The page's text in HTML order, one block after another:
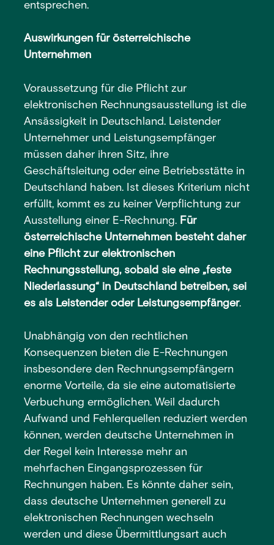
entsprechen.
Auswirkungen für österreichische
Unternehmen
Voraussetzung für die Pflicht zur
elektronischen Rechnungsausstellung ist die
Ansässigkeit in Deutschland. Leistender
Unternehmer und Leistungsempfänger
müssen daher ihren Sitz, ihre
Geschäftsleitung oder eine Betriebsstätte in
Deutschland haben. Ist dieses Kriterium nicht
erfüllt, kommt es zu keiner Verpflichtung zur
Ausstellung einer E-Rechnung. Für
österreichische Unternehmen besteht daher
eine Pflicht zur elektronischen
Rechnungsstellung, sobald sie eine „feste
Niederlassung“ in Deutschland betreiben, sei
es als Leistender oder Leistungsempfänger.
Unabhängig von den rechtlichen
Konsequenzen bieten die E-Rechnungen
insbesondere den Rechnungsempfängern
enorme Vorteile, da sie eine automatisierte
Verbuchung ermöglichen. Weil dadurch
Aufwand und Fehlerquellen reduziert werden
können, werden deutsche Unternehmen in
der Regel kein Interesse mehr an
mehrfachen Eingangsprozessen für
Rechnungen haben. Es könnte daher sein,
dass deutsche Unternehmen generell zu
elektronischen Rechnungen wechseln
werden und diese Übermittlungsart auch